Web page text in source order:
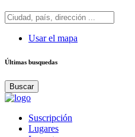
Usar el mapa
Últimas busquedas
Buscar
Suscripción
Lugares